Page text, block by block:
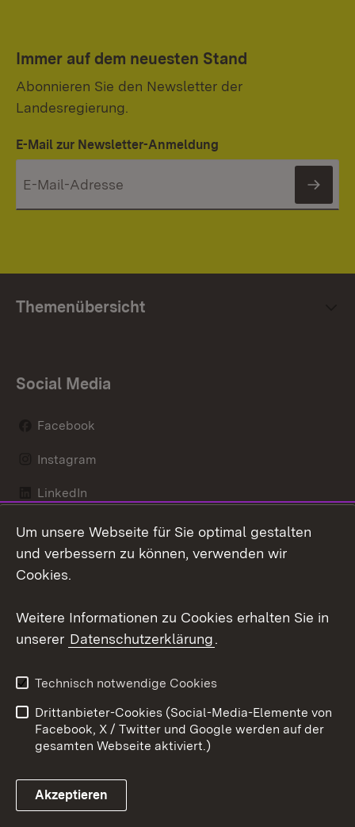
Immer auf dem neuesten Stand
Abonnieren Sie den Newsletter der
Landesregierung.
E-Mail zur Newsletter-Anmeldung
Themenübersicht
Social Media
Facebook
Instagram
LinkedIn
Mastodon
Social Wall
Youtube
Kontakt
Erklärung zur
Barrierefreiheit
Benutzungshinweise
Um unsere Webseite für Sie optimal gestalten
und verbessern zu können, verwenden wir
Cookies.
Weitere Informationen zu Cookies erhalten Sie in
unserer Datenschutzerklärung.
Technisch notwendige Cookies
Drittanbieter-Cookies (Social-Media-Elemente von
Facebook, X / Twitter und Google werden auf der
gesamten Webseite aktiviert.)
Akzeptieren